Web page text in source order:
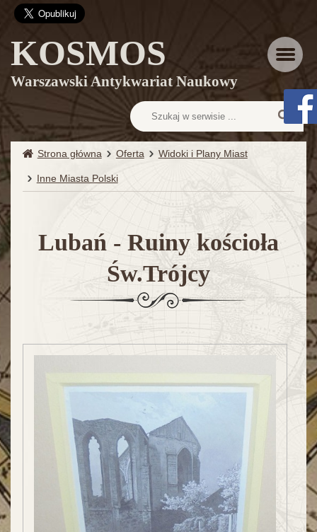
KOSMOS
Warszawski Antykwariat Naukowy
Strona główna Oferta Widoki i Plany Miast
Inne Miasta Polski
Lubań - Ruiny kościoła
Św.Trójcy